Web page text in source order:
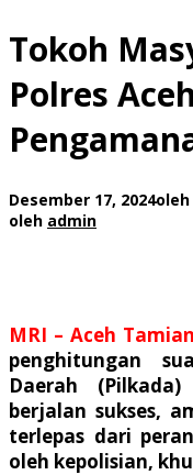
Tokoh
Polres
Desember 17, 2024oleh
oleh admin
MRI – Aceh
penghitungan
Daerah
berjalan sukses,
terlepas dari
oleh kepolisian,